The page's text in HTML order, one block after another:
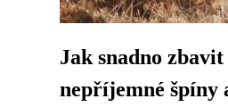
Jak snadno
nepříjemné špíny